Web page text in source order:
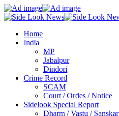
Home
India
MP
Jabalpur
Dindori
Crime Record
SCAM
Court / Ordes / Notice
Sidelook Special Report
Dharm / Vastu / Sanskar